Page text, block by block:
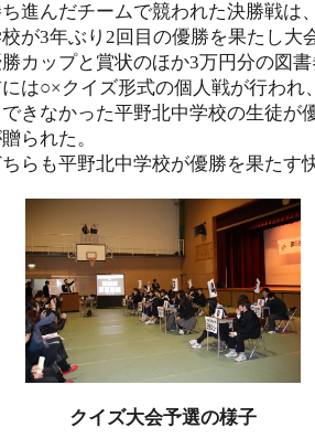
進んだチームで競われた決勝戦は
が3年ぶり2回目の優勝を果たし大
カップと賞状のほか3万円分の図
は○×クイズ形式の個人戦が行われ
きなかった平野北中学校の生徒が
られた。
らも平野北中学校が優勝を果たす
クイズ大会予選の様子